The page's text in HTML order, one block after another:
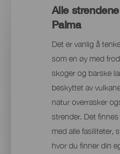
Alle
Palma
Det er vanlig å
som en øy med
skoger og barske
beskyttet av
natur overrasker
strender. Det
med alle fasiliteter,
hvor du finner din